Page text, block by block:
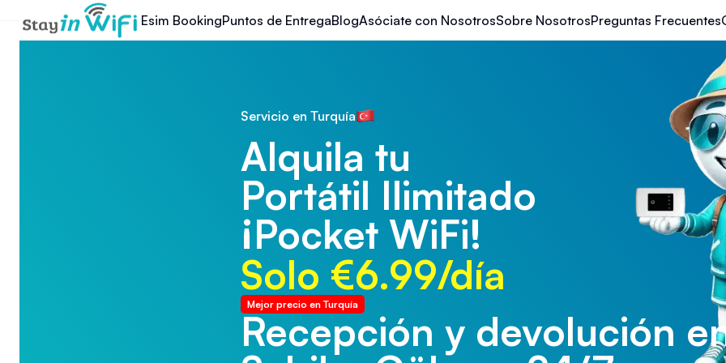
Esim BookingPuntos de EntregaBlogAsóciate con NosotrosSobre NosotrosPreguntas Frecuentes
Servicio en Turquía
Alquila tu
Portátil Ilimitado
¡Pocket WiFi!
Solo €6.99/día
Mejor precio en Turquía
Recepción y devolución
Recepción y devolución